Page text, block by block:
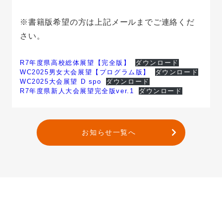
※書籍版希望の方は上記メールまでご連絡くだ
さい。
R7年度県高校総体展望【完全版】
ダウンロード
WC2025男女大会展望【プログラム版】
ダウンロード
WC2025大会展望 D spo
ダウンロード
R7年度県新人大会展望完全版ver.1
ダウンロード
お知らせ一覧へ